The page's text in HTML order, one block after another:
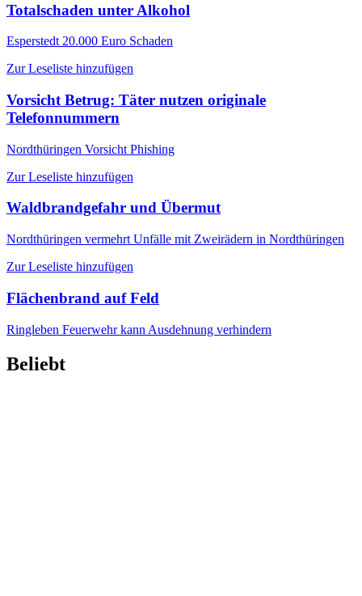
Totalschaden unter Alkohol
Esperstedt 20.000 Euro Schaden
Zur Leseliste hinzufügen
Vorsicht Betrug: Täter nutzen originale
Telefonnummern
Nordthüringen Vorsicht Phishing
Zur Leseliste hinzufügen
Waldbrandgefahr und Übermut
Nordthüringen vermehrt Unfälle mit Zweirädern in Nordthüringen
Zur Leseliste hinzufügen
Flächenbrand auf Feld
Ringleben Feuerwehr kann Ausdehnung verhindern
Beliebt